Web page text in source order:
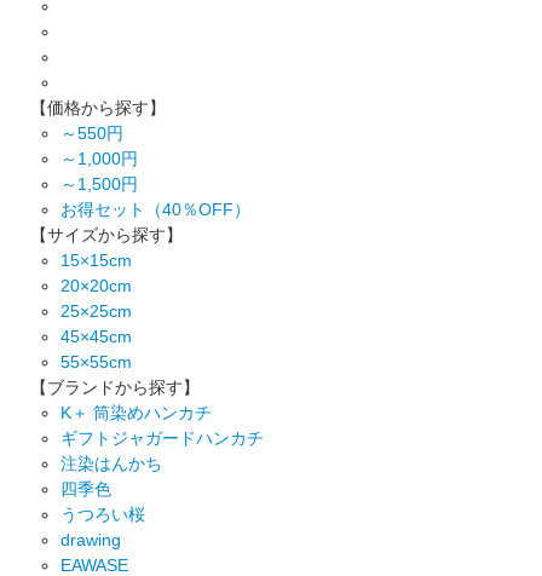
【価格から探す】
～550円
～1,000円
～1,500円
お得セット（40％OFF）
【サイズから探す】
15×15cm
20×20cm
25×25cm
45×45cm
55×55cm
【ブランドから探す】
K＋ 筒染めハンカチ
ギフトジャガードハンカチ
注染はんかち
四季色
うつろい桜
drawing
EAWASE